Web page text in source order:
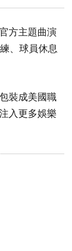
方主題曲演
、球員休息
裝成美國職
入更多娛樂